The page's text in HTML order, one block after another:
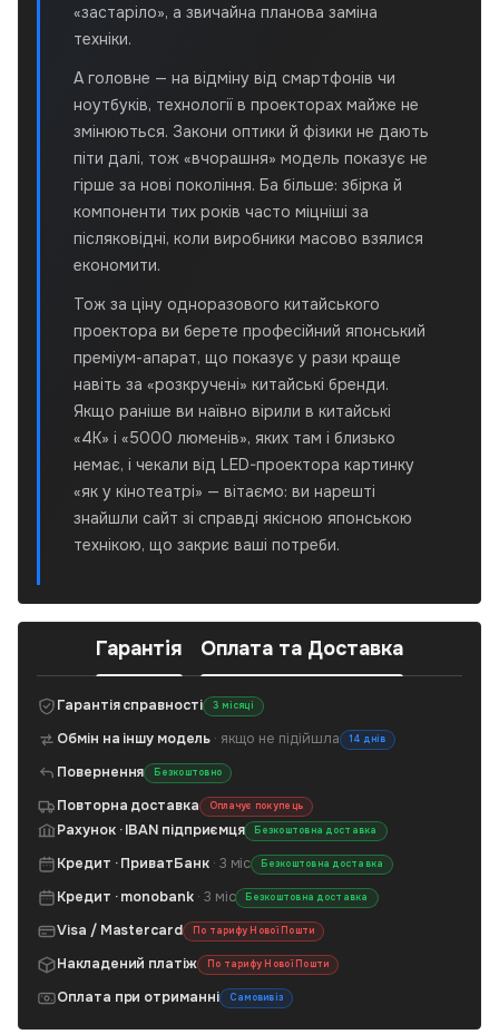
«застаріло», а звичайна планова заміна
техніки.
А головне — на відміну від смартфонів чи
ноутбуків, технології в проекторах майже не
змінюються. Закони оптики й фізики не дають
піти далі, тож «вчорашня» модель показує не
гірше за нові покоління. Ба більше: збірка й
компоненти тих років часто міцніші за
післяковідні, коли виробники масово взялися
економити.
Тож за ціну одноразового китайського
проектора ви берете професійний японський
преміум-апарат, що показує у рази краще
навіть за «розкручені» китайські бренди.
Якщо раніше ви наївно вірили в китайські
«4K» і «5000 люменів», яких там і близько
немає, і чекали від LED-проектора картинку
«як у кінотеатрі» — вітаємо: ви нарешті
знайшли сайт зі справді якісною японською
технікою, що закриє ваші потреби.
Гарантія Оплата та Доставка
Гарантія справності 3 місяці
Обмін на іншу модель · якщо не підійшла 14 днів
Повернення Безкоштовно
Повторна доставка Оплачує покупець
Рахунок · IBAN підприємця Безкоштовна доставка
Кредит · ПриватБанк · 3 міс Безкоштовна доставка
Кредит · monobank · 3 міс Безкоштовна доставка
Visa / Mastercard По тарифу Нової Пошти
Накладений платіж По тарифу Нової Пошти
Оплата при отриманні Самовивіз